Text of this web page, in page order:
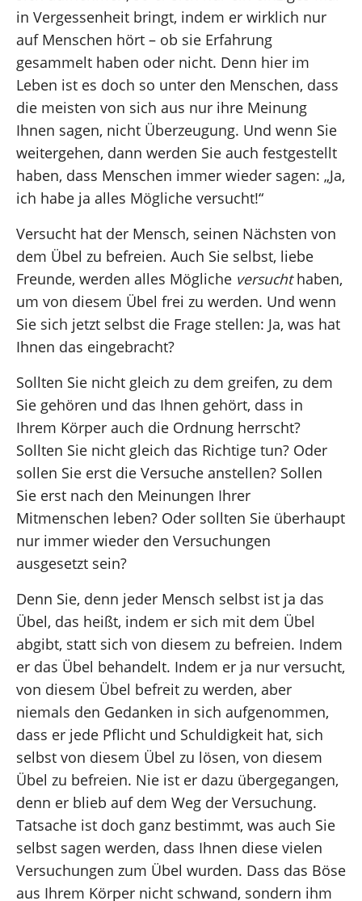
in Vergessenheit bringt, indem er wirklich nur
auf Menschen hört – ob sie Erfahrung
gesammelt haben oder nicht. Denn hier im
Leben ist es doch so unter den Menschen, dass
die meisten von sich aus nur ihre Meinung
Ihnen sagen, nicht Überzeugung. Und wenn Sie
weitergehen, dann werden Sie auch festgestellt
haben, dass Menschen immer wieder sagen: „Ja,
ich habe ja alles Mögliche versucht!“
Versucht hat der Mensch, seinen Nächsten von
dem Übel zu befreien. Auch Sie selbst, liebe
Freunde, werden alles Mögliche versuchthaben,
um von diesem Übel frei zu werden. Und wenn
Sie sich jetzt selbst die Frage stellen: Ja, was hat
Ihnen das eingebracht?
Sollten Sie nicht gleich zu dem greifen, zu dem
Sie gehören und das Ihnen gehört, dass in
Ihrem Körper auch die Ordnung herrscht?
Sollten Sie nicht gleich das Richtige tun? Oder
sollen Sie erst die Versuche anstellen? Sollen
Sie erst nach den Meinungen Ihrer
Mitmenschen leben? Oder sollten Sie überhaupt
nur immer wieder den Versuchungen
ausgesetzt sein?
Denn Sie, denn jeder Mensch selbst ist ja das
Übel, das heißt, indem er sich mit dem Übel
abgibt, statt sich von diesem zu befreien. Indem
er das Übel behandelt. Indem er ja nur versucht,
von diesem Übel befreit zu werden, aber
niemals den Gedanken in sich aufgenommen,
dass er jede Pflicht und Schuldigkeit hat, sich
selbst von diesem Übel zu lösen, von diesem
Übel zu befreien. Nie ist er dazu übergegangen,
denn er blieb auf dem Weg der Versuchung.
Tatsache ist doch ganz bestimmt, was auch Sie
selbst sagen werden, dass Ihnen diese vielen
Versuchungen zum Übel wurden. Dass das Böse
aus Ihrem Körper nicht schwand, sondern ihm